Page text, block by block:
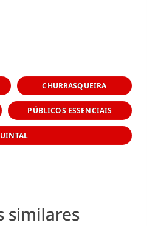
CHURRASQUEIRA
PÚBLICOS ESSENCIAIS
similares